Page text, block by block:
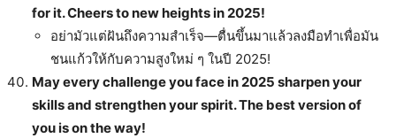
for it. Cheers to new heights in 2025!
อย่ามัวแต่ฝันถึงความสำเร็จ—ตื่นขึ้นมาแล้วลงมือทำเพื่อมัน
ชนแก้วให้กับความสูงใหม่ ๆ ในปี 2025!
May every challenge you face in 2025 sharpen your
skills and strengthen your spirit. The best version of
you is on the way!